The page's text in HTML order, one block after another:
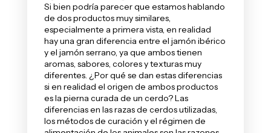
Si bien podría parecer que estamos hablando
de dos productos muy similares,
especialmente a primera vista, en realidad
hay una gran diferencia entre el jamón ibérico
y el jamón serrano, ya que ambos tienen
aromas, sabores, colores y texturas muy
diferentes. ¿Por qué se dan estas diferencias
si en realidad el origen de ambos productos
es la pierna curada de un cerdo? Las
diferencias en las razas de cerdos utilizadas,
los métodos de curación y el régimen de